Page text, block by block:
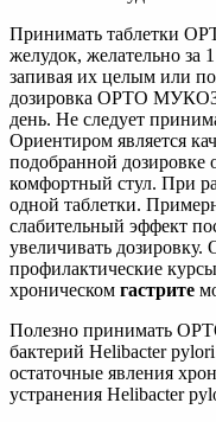
Принимать таблетки
желудок, желательно за
запивая их целым или
дозировка ОРТО
день. Не следует
Ориентиром является
подобранной дозировке
комфортный стул. При
одной таблетки.
слабительный эффект
увеличивать дозировку.
профилактические
хроническом гастрите
Полезно принимать
бактерий Helibacter
остаточные явления
устранения Helibacter